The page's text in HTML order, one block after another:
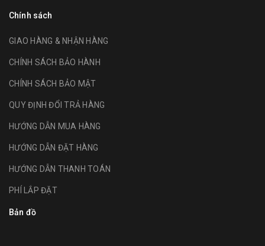
Chính sách
GIAO HÀNG & NHẬN HÀNG
CHÍNH SÁCH BẢO HÀNH
CHÍNH SÁCH BẢO MẬT
QUY ĐỊNH ĐỔI TRẢ HÀNG
HƯỚNG DẪN MUA HÀNG
HƯỚNG DẪN ĐẶT HÀNG
HƯỚNG DẪN THANH TOÁN
PHÍ LẮP ĐẶT
Bản đồ